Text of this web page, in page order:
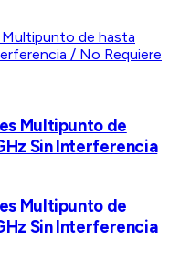
Multipunto de
Sin Interferencia
Multipunto de
Sin Interferencia